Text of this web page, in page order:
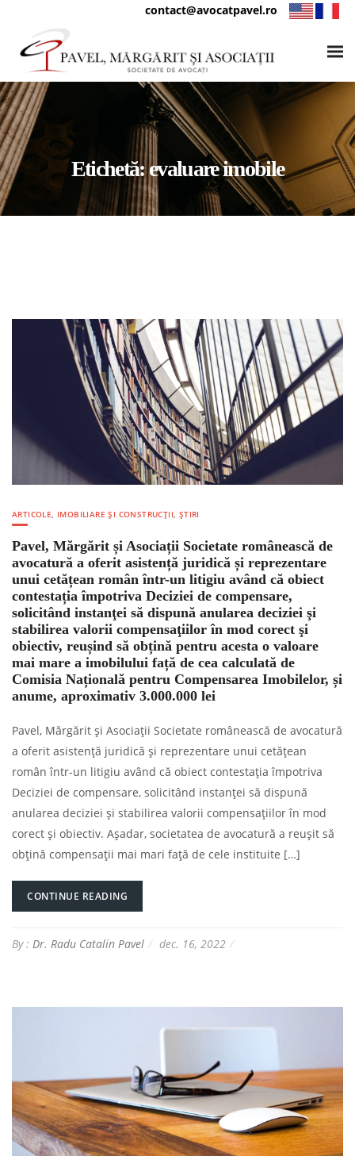
contact@avocatpavel.ro
Etichetă:evaluare imobile
ARTICOLE, IMOBILIARE ȘI CONSTRUCȚII, ȘTIRI
Pavel, Mărgărit și Asociații Societate românească de
avocatură a oferit asistență juridică și reprezentare
unui cetățean român într-un litigiu având că obiect
contestația împotriva Deciziei de compensare,
solicitând instanţei să dispună anularea deciziei şi
stabilirea valorii compensaţiilor în mod corect şi
obiectiv, reușind să obțină pentru acesta o valoare
mai mare a imobilului față de cea calculată de
Comisia Națională pentru Compensarea Imobilelor, și
anume, aproximativ 3.000.000 lei
Pavel, Mărgărit și Asociații Societate românească de avocatură
a oferit asistență juridică și reprezentare unui cetățean
român într-un litigiu având că obiect contestația împotriva
Deciziei de compensare, solicitând instanţei să dispună
anularea deciziei şi stabilirea valorii compensaţiilor în mod
corect şi obiectiv. Așadar, societatea de avocatură a reușit să
obțină compensații mai mari față de cele instituite […]
CONTINUE READING
By : Dr. Radu Catalin Pavel dec. 16, 2022